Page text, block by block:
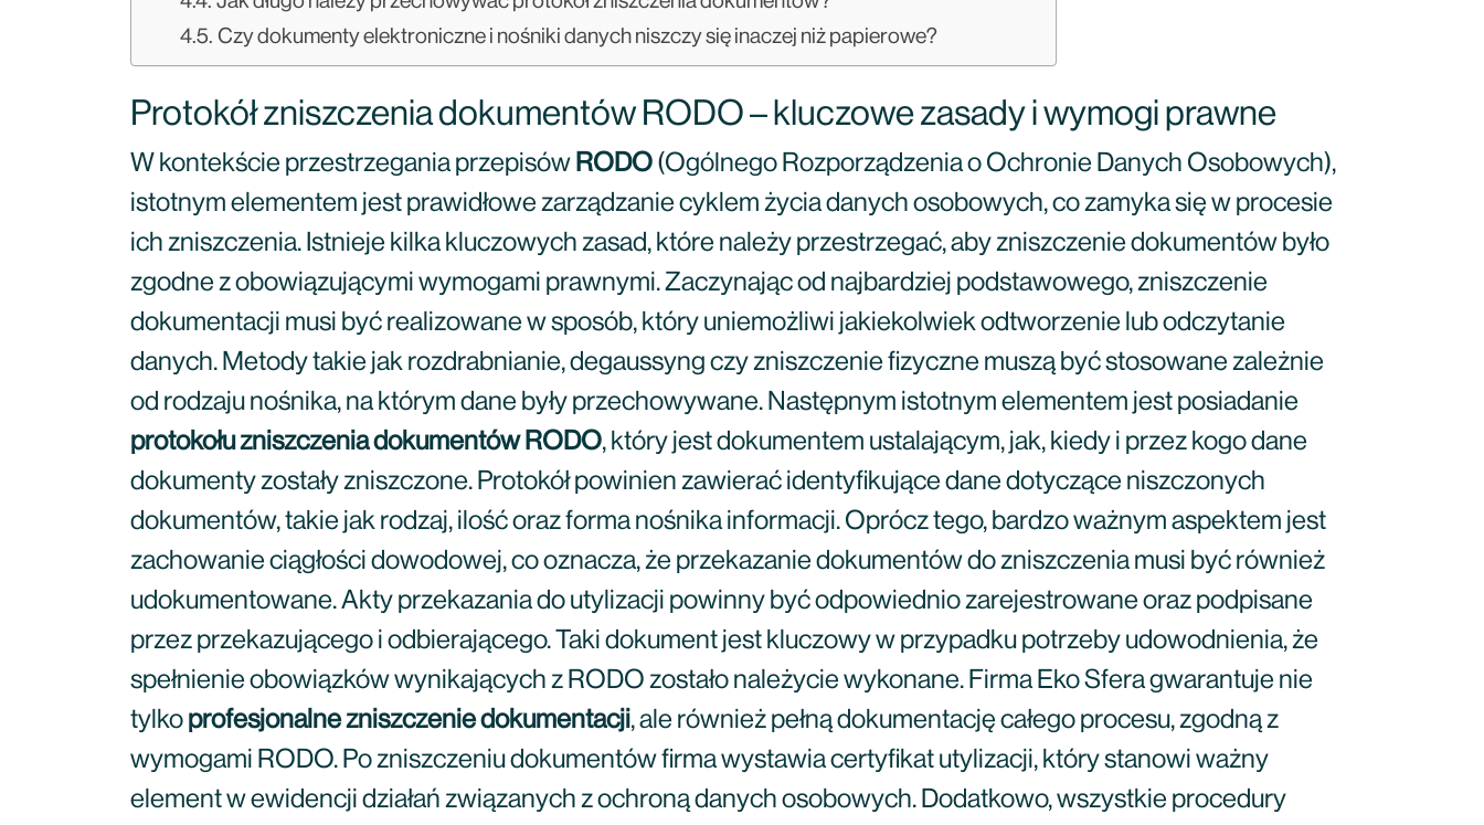
Czy dokumenty elektroniczne i nośniki danych niszczy się inaczej niż papierowe?
Protokół zniszczenia dokumentów RODO – kluczowe zasady i wymogi prawne
W kontekście przestrzegania przepisów RODO (Ogólnego Rozporządzenia o Ochronie Danych Osobowych),
istotnym elementem jest prawidłowe zarządzanie cyklem życia danych osobowych, co zamyka się w procesie
ich zniszczenia. Istnieje kilka kluczowych zasad, które należy przestrzegać, aby zniszczenie dokumentów było
zgodne z obowiązującymi wymogami prawnymi. Zaczynając od najbardziej podstawowego, zniszczenie
dokumentacji musi być realizowane w sposób, który uniemożliwi jakiekolwiek odtworzenie lub odczytanie
danych. Metody takie jak rozdrabnianie, degaussyng czy zniszczenie fizyczne muszą być stosowane zależnie
od rodzaju nośnika, na którym dane były przechowywane. Następnym istotnym elementem jest posiadanie
protokołu zniszczenia dokumentów RODO, który jest dokumentem ustalającym, jak, kiedy i przez kogo dane
dokumenty zostały zniszczone. Protokół powinien zawierać identyfikujące dane dotyczące niszczonych
dokumentów, takie jak rodzaj, ilość oraz forma nośnika informacji. Oprócz tego, bardzo ważnym aspektem jest
zachowanie ciągłości dowodowej, co oznacza, że przekazanie dokumentów do zniszczenia musi być również
udokumentowane. Akty przekazania do utylizacji powinny być odpowiednio zarejestrowane oraz podpisane
przez przekazującego i odbierającego. Taki dokument jest kluczowy w przypadku potrzeby udowodnienia, że
spełnienie obowiązków wynikających z RODO zostało należycie wykonane. Firma Eko Sfera gwarantuje nie
tylko profesjonalne zniszczenie dokumentacji, ale również pełną dokumentację całego procesu, zgodną z
wymogami RODO. Po zniszczeniu dokumentów firma wystawia certyfikat utylizacji, który stanowi ważny
element w ewidencji działań związanych z ochroną danych osobowych. Dodatkowo, wszystkie procedury